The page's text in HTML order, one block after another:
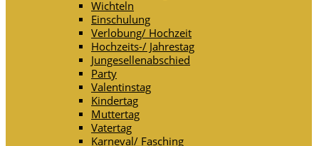
Wichteln
Einschulung
Verlobung/ Hochzeit
Hochzeits-/ Jahrestag
Jungesellenabschied
Party
Valentinstag
Kindertag
Muttertag
Vatertag
Karneval/ Fasching